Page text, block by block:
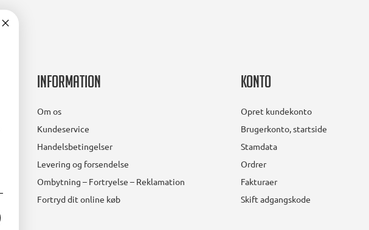
Information
Om os
Kundeservice
Handelsbetingelser
Levering og forsendelse
Ombytning – Fortryelse – Reklamation
Fortryd dit online køb
Konto
Opret kundekonto
Brugerkonto, startside
Stamdata
Ordrer
Fakturaer
Skift adgangskode